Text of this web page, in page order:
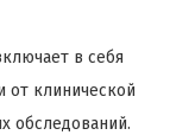
в себя
от клинической
обследований.